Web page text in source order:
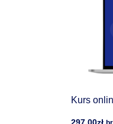
Kurs
297,00zł